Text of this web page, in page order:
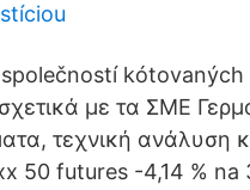
με τα ΣΜΕ
τεχνική ανάλυση
50 futures -4,14 % na